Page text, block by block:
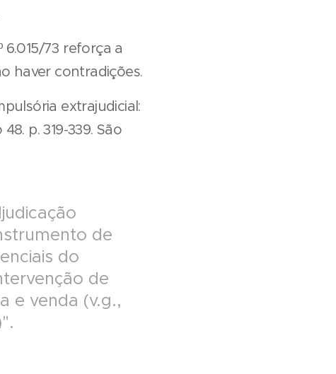
73 reforça a
haver contradições.
extrajudicial:
p. 319-339. São
de
do
de
e venda (v.g.,